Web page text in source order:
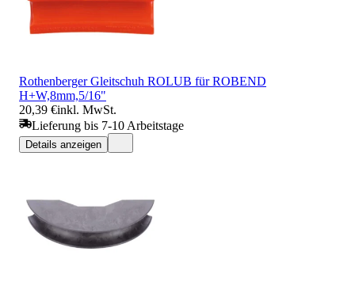
Rothenberger Gleitschuh ROLUB für ROBEND
H+W,8mm,5/16"
20,39 €inkl. MwSt.
Lieferung bis 7-10 Arbeitstage
Details anzeigen